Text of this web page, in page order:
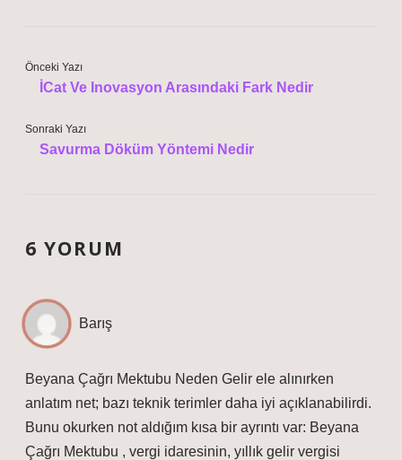
Önceki Yazı
İCat Ve Inovasyon Arasındaki Fark Nedir
Sonraki Yazı
Savurma Döküm Yöntemi Nedir
6 YORUM
Barış
Beyana Çağrı Mektubu Neden Gelir ele alınırken
anlatım net; bazı teknik terimler daha iyi açıklanabilirdi.
Bunu okurken not aldığım kısa bir ayrıntı var: Beyana
Çağrı Mektubu , vergi idaresinin, yıllık gelir vergisi